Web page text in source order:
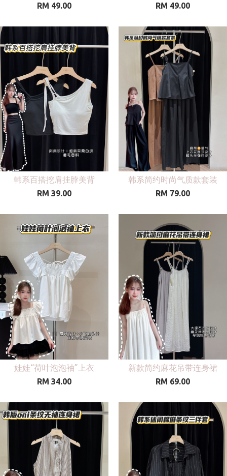
RM 49.00
RM 49.00
韩系百搭挖肩挂脖美背
RM 39.00
韩系简约时尚气质款套装
RM 79.00
娃娃“荷叶泡泡袖”上衣
RM 34.00
新款简约麻花吊带连身裙
RM 69.00